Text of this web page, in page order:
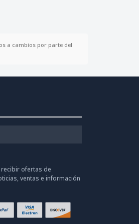
a cambios por parte del
ofertas de
ventas e información